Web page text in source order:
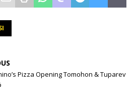
Pizza Opening Tomohon & Tuparev